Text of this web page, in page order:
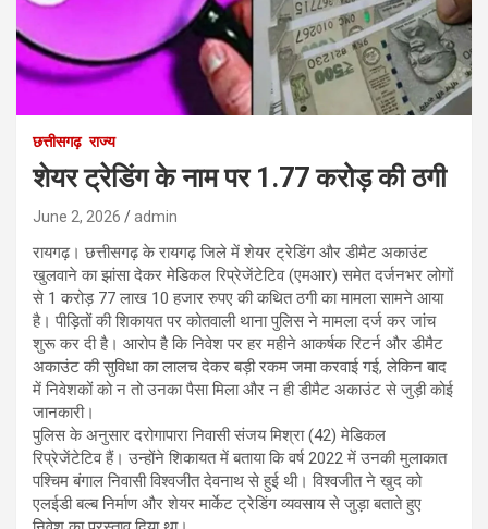
छत्तीसगढ़ राज्य
शेयर ट्रेडिंग के नाम पर 1.77 करोड़ की ठगी
June 2, 2026 admin
रायगढ़। छत्तीसगढ़ के रायगढ़ जिले में शेयर ट्रेडिंग और डीमैट अकाउंट
खुलवाने का झांसा देकर मेडिकल रिप्रेजेंटेटिव (एमआर) समेत दर्जनभर लोगों
से 1 करोड़ 77 लाख 10 हजार रुपए की कथित ठगी का मामला सामने आया
है। पीड़ितों की शिकायत पर कोतवाली थाना पुलिस ने मामला दर्ज कर जांच
शुरू कर दी है। आरोप है कि निवेश पर हर महीने आकर्षक रिटर्न और डीमैट
अकाउंट की सुविधा का लालच देकर बड़ी रकम जमा करवाई गई, लेकिन बाद
में निवेशकों को न तो उनका पैसा मिला और न ही डीमैट अकाउंट से जुड़ी कोई
जानकारी।
पुलिस के अनुसार दरोगापारा निवासी संजय मिश्रा (42) मेडिकल
रिप्रेजेंटेटिव हैं। उन्होंने शिकायत में बताया कि वर्ष 2022 में उनकी मुलाकात
पश्चिम बंगाल निवासी विश्वजीत देवनाथ से हुई थी। विश्वजीत ने खुद को
एलईडी बल्ब निर्माण और शेयर मार्केट ट्रेडिंग व्यवसाय से जुड़ा बताते हुए